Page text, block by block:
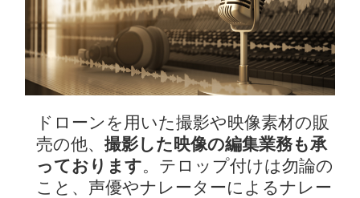
ドローンを用いた撮影や映像素材の販
売の他、 撮影した映像の編集業務も承
っております 。テロップ付けは勿論の
こと、声優やナレーターによるナレー